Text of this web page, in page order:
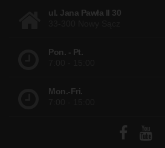
ul. Jana Pawła II 30
Pon. - Pt.
Mon.-Fri.